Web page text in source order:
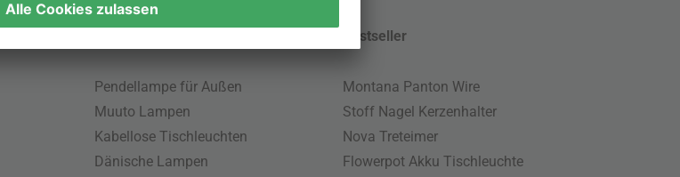
Pendellampe für Außen
Muuto Lampen
Kabellose Tischleuchten
Dänische Lampen
Bestseller
Montana Panton Wire
Stoff Nagel Kerzenhalter
Nova Treteimer
Flowerpot Akku Tischleuchte